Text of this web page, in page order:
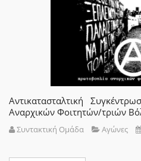
Αντικατασταλτική
Αναρχικών Φοιτητών/τριών
Συντακτική Ομάδα Αγώνες